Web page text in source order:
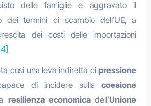
delle famiglie e aggravato il
dei termini di scambio dell’UE, a
dei costi delle importazioni
così una leva indiretta dipressione
di incidere sullacoesione
resilienza economicadell’Unione